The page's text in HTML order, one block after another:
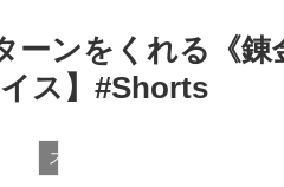
ンをくれる《錬
ス】#Shorts
スタンダード